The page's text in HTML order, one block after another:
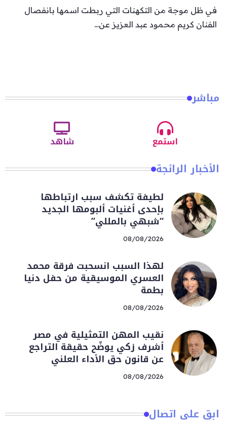
في ظل موجة من التكهنات التي ربطت اسمها بانفصال
الفنان كريم محمود عبد العزيز عن...
مباشر
استمع شاهد
الأخبار الرائجة
لطيفة تكشف سبب ارتباطها
بإحدى أغنيات ألبومها الجديد
“شبهي بالمللي”
08/08/2026
لهذا السبب انسحبت فرقة محمد
العسري الموسيقية من حفل دنيا
بطمة
08/08/2026
نقيب المهن التمثيلية في مصر
أشرف زكي يوضّح حقيقة التراجع
عن قانون حق الأداء العلني
08/08/2026
ابق على اتصال